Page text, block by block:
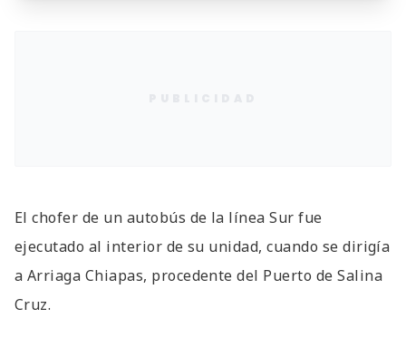
El chofer de un autobús de la línea Sur fue
ejecutado al interior de su unidad, cuando se dirigía
a Arriaga Chiapas, procedente del Puerto de Salina
Cruz.